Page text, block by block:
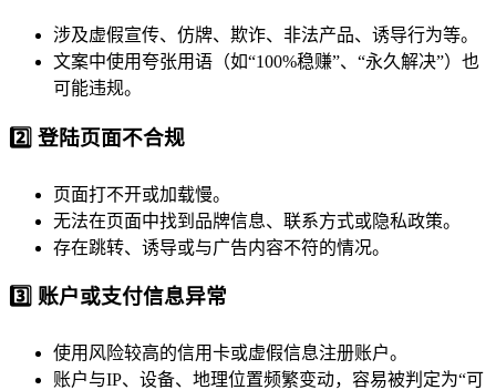
涉及虚假宣传、仿牌、欺诈、非法产品、诱导行为等。
文案中使用夸张用语（如“100%稳赚”、“永久解决”）也
可能违规。
2️⃣ 登陆页面不合规
页面打不开或加载慢。
无法在页面中找到品牌信息、联系方式或隐私政策。
存在跳转、诱导或与广告内容不符的情况。
3️⃣ 账户或支付信息异常
使用风险较高的信用卡或虚假信息注册账户。
账户与IP、设备、地理位置频繁变动，容易被判定为“可